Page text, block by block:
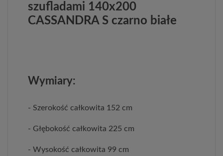
szufladami 140x200
CASSANDRA S czarno białe
Wymiary:
- Szerokość całkowita 152 cm
- Głębokość całkowita 225 cm
- Wysokość całkowita 99 cm